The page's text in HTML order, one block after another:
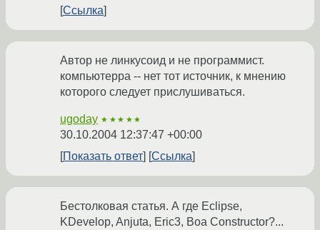
Ссылка
Автор не линкусоид и не программист.
компьютерра -- нет тот источник, к мнению
которого следует прислушиваться.
ugoday ★★★★★
30.10.2004 12:37:47 +00:00
Показать ответ
Ссылка
Бестолковая статья. А где Eclipse,
KDevelop, Anjuta, Eric3, Boa Constructor?...